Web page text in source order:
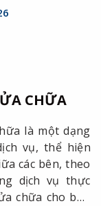
một phạm
kiện nhất
CHỮA
là một dạng
vụ, thể hiện
các bên, theo
dịch vụ thực
chữa cho bên